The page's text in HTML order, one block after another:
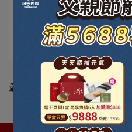
燕窩功效有哪些？燕窩成分
很多人一提到燕⋯
閱讀更多 ->
最新動態